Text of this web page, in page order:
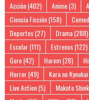
Acción(402) Anime(3)
Ciencia Ficción(158)
Deportes(27) Drama(288)
Escolar(111) Estrenos(122)
Gore(42) Harem(28)
Horror(49) Kara no
Live Action(5) Makoto